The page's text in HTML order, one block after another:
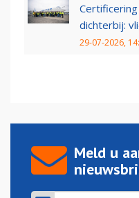
dichterbij:
29-07-2026,
Meld u